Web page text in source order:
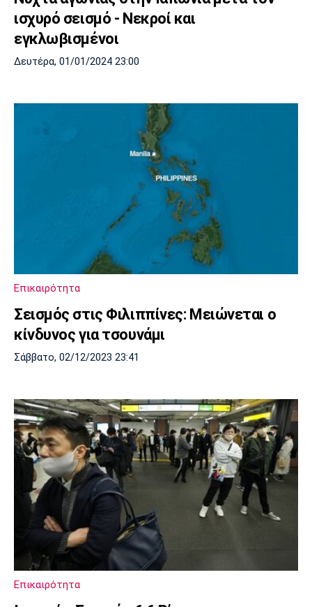
ισχυρό σεισμό - Νεκροί και
εγκλωβισμένοι
Δευτέρα, 01/01/2024 23:00
Επικαιρότητα
Σεισμός στις Φιλιππίνες: Μειώνεται ο
κίνδυνος για τσουνάμι
Σάββατο, 02/12/2023 23:41
Επικαιρότητα